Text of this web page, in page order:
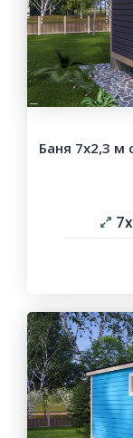
Баня 7х2,3